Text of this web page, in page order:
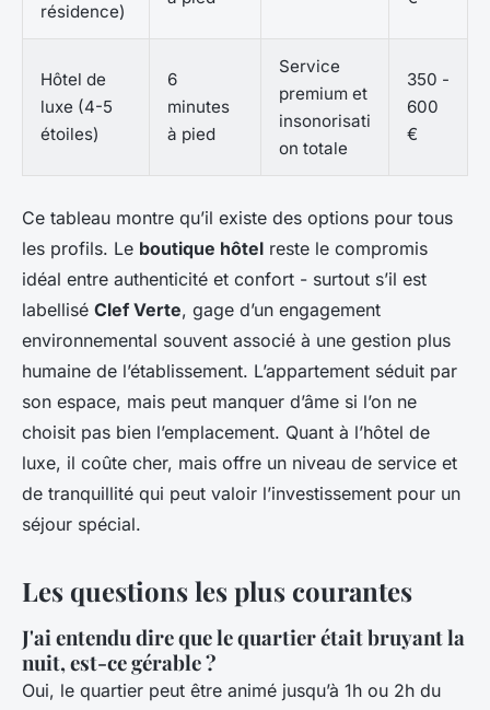
résidence)
Hôtel de
luxe (4-5
étoiles)
6
minutes
à pied
Service
premium et
insonorisati
on totale
350 -
600
€
Ce tableau montre qu’il existe des options pour tous
les profils. Le boutique hôtel reste le compromis
idéal entre authenticité et confort - surtout s’il est
labellisé Clef Verte, gage d’un engagement
environnemental souvent associé à une gestion plus
humaine de l’établissement. L’appartement séduit par
son espace, mais peut manquer d’âme si l’on ne
choisit pas bien l’emplacement. Quant à l’hôtel de
luxe, il coûte cher, mais offre un niveau de service et
de tranquillité qui peut valoir l’investissement pour un
séjour spécial.
Les questions les plus courantes
J'ai entendu dire que le quartier était bruyant la
nuit, est-ce gérable ?
Oui, le quartier peut être animé jusqu’à 1h ou 2h du